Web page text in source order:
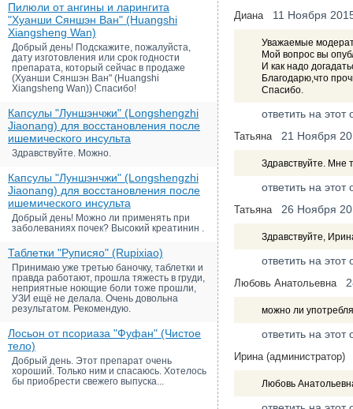
Пилюли от ангины и ларингита
"Хуанши Сяншэн Ван" (Huangshi
Xiangsheng Wan)
Добрый день! Подскажите, пожалуйста,
дату изготовления или срок годности
препарата, который сейчас в продаже
(Хуанши Сяншэн Ван" (Huangshi
Xiangsheng Wan)) Спасибо!
Капсулы "Луншэнчжи" (Longshengzhi
Jiaonang) для восстановления после
ишемического инсульта
Здравствуйте. Можно.
Капсулы "Луншэнчжи" (Longshengzhi
Jiaonang) для восстановления после
ишемического инсульта
Добрый день! Можно ли применять при
заболеваниях почек? Высокий креатинин .
Таблетки "Руписяо" (Rupixiao)
Принимаю уже третью баночку, таблетки и
правда работают, прошла тяжесть в груди,
неприятные ноющие боли тоже прошли,
УЗИ ещё не делала. Очень довольна
результатом. Рекомендую.
Лосьон от псориаза "Фуфан" (Чистое
тело)
Добрый день. Этот препарат очень
хороший. Только ним и спасаюсь. Хотелось
бы приобрести свежего выпуска...
Диана 11 Ноября
Уважаемые
Мой вопрос вы
И как надо
Благодарю,что
Спасибо.
ответить на этот
Татьяна 21 Ноября
Здравствуйте. Мне
ответить на этот
Татьяна 26 Ноября
Здравствуйте,
ответить на этот
Любовь Анатольевна
можно ли
ответить на этот
Ирина (администратор)
Любовь